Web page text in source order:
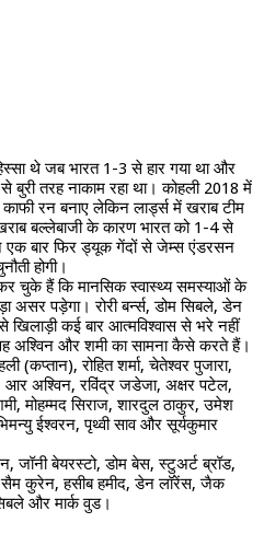
थे जब भारत 1-3 से हार गया था और
तरह नाकाम रहा था। कोहली 2018 में
रन बनाए लेकिन लार्ड्स में खराब टीम
बल्लेबाजी के कारण भारत को 1-4 से
एक बार फिर ड्यूक गेंदों से जेम्स एंडरसन
होगी।
चुके हैं कि मानसिक स्वास्थ्य समस्याओं के
असर पड़ेगा। रोरी बर्न्स, डोम सिबले, डेन
कई बार आत्मविश्वास से भरे नहीं
अश्विन और शमी का सामना कैसे करते हैं।
(कप्तान), रोहित शर्मा, चेतेश्वर पुजारा,
आर अश्विन, रविंद्र जडेजा, अक्षर पटेल,
मोहम्मद सिराज, शारदुल ठाकुर, उमेश
ईश्वरन, पृथ्वी साव और सूर्यकुमार
बेयरस्टो, डोम बेस, स्टुअर्ट ब्रॉड,
सैम कुरेन, हसीब हमीद, डेन लॉरेंस, जैक
और मार्क वुड।